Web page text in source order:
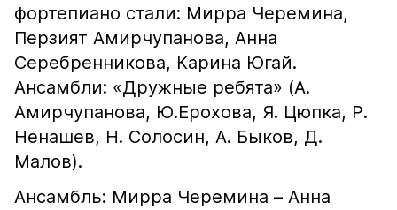
фортепиано стали: Мирра Черемина,
Перзият Амирчупанова, Анна
Серебренникова, Карина Югай.
Ансамбли: «Дружные ребята» (А.
Амирчупанова, Ю.Ерохова, Я. Цюпка, Р.
Ненашев, Н. Солосин, А. Быков, Д.
Малов).
Ансамбль: Мирра Черемина – Анна